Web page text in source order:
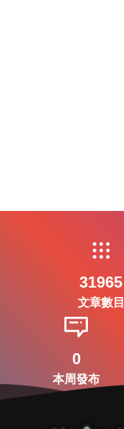
31965
文章數目
0
本周發布